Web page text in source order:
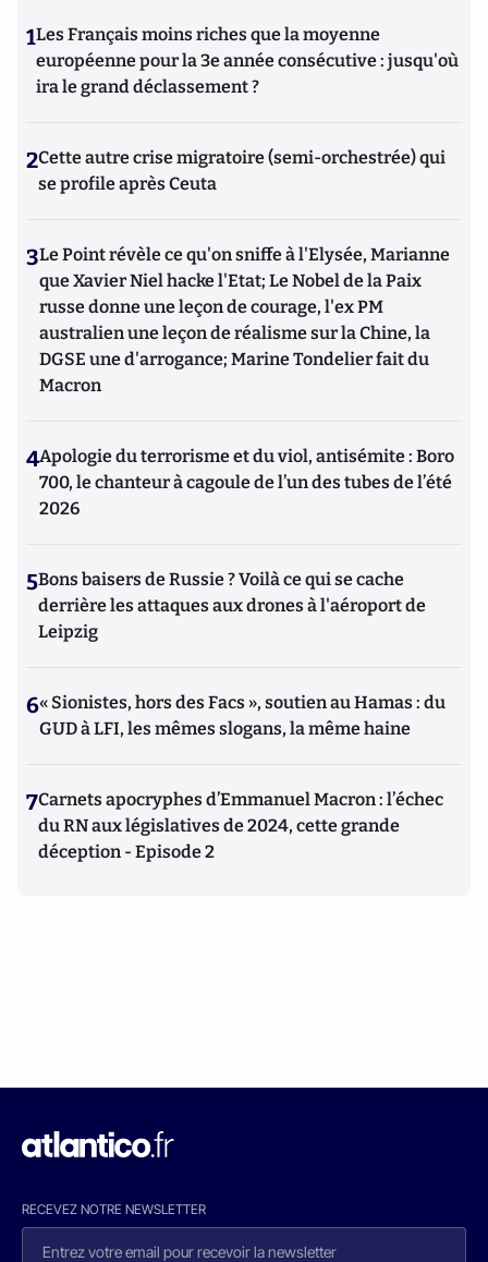
1Les Français moins riches que la moyenne
européenne pour la 3e année consécutive : jusqu'où
ira le grand déclassement ?
2Cette autre crise migratoire (semi-orchestrée) qui
se profile après Ceuta
3Le Point révèle ce qu'on sniffe à l'Elysée, Marianne
que Xavier Niel hacke l'Etat; Le Nobel de la Paix
russe donne une leçon de courage, l'ex PM
australien une leçon de réalisme sur la Chine, la
DGSE une d'arrogance; Marine Tondelier fait du
Macron
4Apologie du terrorisme et du viol, antisémite : Boro
700, le chanteur à cagoule de l’un des tubes de l’été
2026
5Bons baisers de Russie ? Voilà ce qui se cache
derrière les attaques aux drones à l'aéroport de
Leipzig
6« Sionistes, hors des Facs », soutien au Hamas : du
GUD à LFI, les mêmes slogans, la même haine
7Carnets apocryphes d’Emmanuel Macron : l’échec
du RN aux législatives de 2024, cette grande
déception - Episode 2
RECEVEZ NOTRE NEWSLETTER